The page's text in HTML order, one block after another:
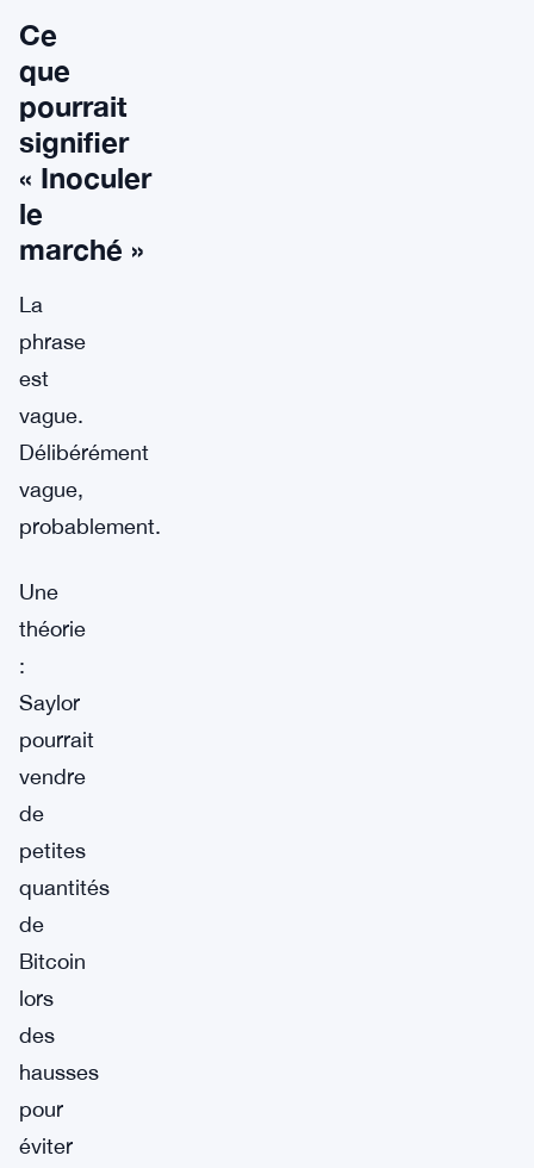
Ce
que
pourrait
signifier
« Inoculer
le
marché »
La
phrase
est
vague.
Délibérément
vague,
probablement.
Une
théorie
:
Saylor
pourrait
vendre
de
petites
quantités
de
Bitcoin
lors
des
hausses
pour
éviter